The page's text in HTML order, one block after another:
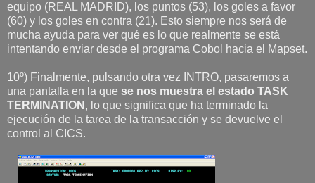
equipo (REAL MADRID), los puntos (53), los goles a favor
(60) y los goles en contra (21). Esto siempre nos será de
mucha ayuda para ver qué es lo que realmente se está
intentando enviar desde el programa Cobol hacia el Mapset.
10º) Finalmente, pulsando otra vez INTRO, pasaremos a
una pantalla en la que se nos muestra el estado TASK
TERMINATION , lo que significa que ha terminado la
ejecución de la tarea de la transacción y se devuelve el
control al CICS.